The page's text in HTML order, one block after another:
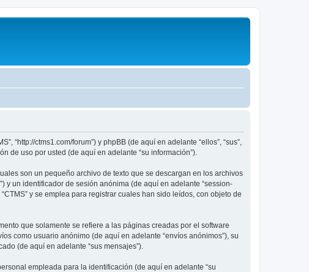
“http://ctms1.com/forum”) y phpBB (de aquí en adelante “ellos”, “sus”,
de uso por usted (de aquí en adelante “su información”).
son un pequeño archivo de texto que se descargan en los archivos
y un identificador de sesión anónima (de aquí en adelante “session-
y se emplea para registrar cuales han sido leídos, con objeto de
que solamente se refiere a las páginas creadas por el software
como usuario anónimo (de aquí en adelante “envíos anónimos”), su
(de aquí en adelante “sus mensajes”).
empleada para la identificación (de aquí en adelante “su